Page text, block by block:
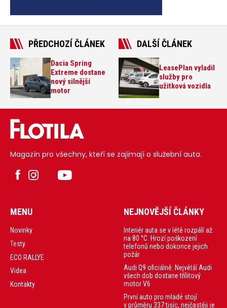
PŘEDCHOZÍ ČLÁNEK
Dacia Spring
Extreme dostane
nový silnější
motor
DALŠÍ ČLÁNEK
LeasePlan vyladil
služby pro
užitková vozidla
Magazín pro všechny, kteří se zajímají o služební auta.
MENU
Novinky
Testy
ECO RALLYE
Videa
Kontakty
NEJNOVĚJŠÍ ČLÁNKY
Interiér auta se v létě rozpálí až
na 80 °C. Hrozí poškození
telefonů nebo dokonce jejich
požár
Audi Q9 oficiálně: Největší Audi
všech dob dostane třílitový
motor V6
První auto pro mladé stojí
v průměru 337 tisíc, nejčastěji je